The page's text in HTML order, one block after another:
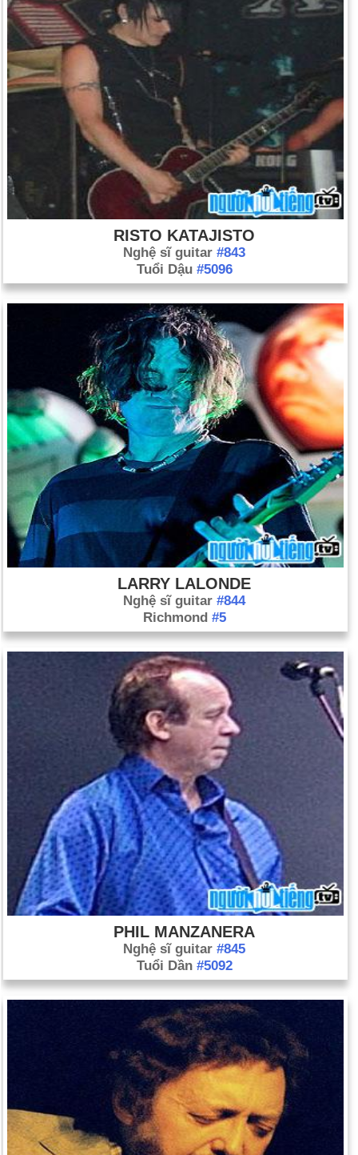
RISTO KATAJISTO
Nghệ sĩ guitar #843
Tuổi Dậu #5096
LARRY LALONDE
Nghệ sĩ guitar #844
Richmond #5
PHIL MANZANERA
Nghệ sĩ guitar #845
Tuổi Dần #5092